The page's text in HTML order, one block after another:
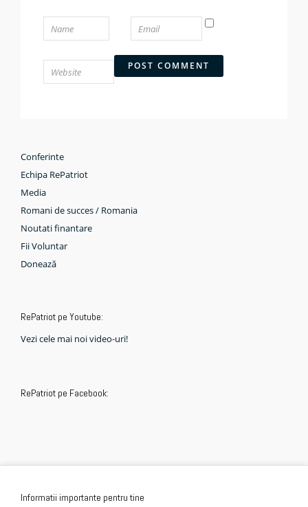
Conferinte
Echipa RePatriot
Media
Romani de succes / Romania
Noutati finantare
Fii Voluntar
Donează
RePatriot pe Youtube:
Vezi cele mai noi video-uri!
RePatriot pe Facebook:
Informatii importante pentru tine